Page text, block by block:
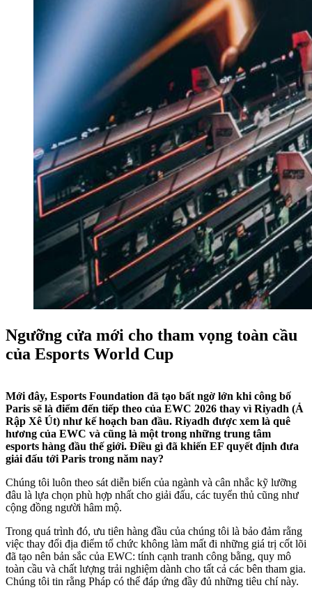
Ngưỡng cửa mới cho tham vọng toàn cầu
của Esports World Cup
Mới đây, Esports Foundation đã tạo bất ngờ lớn khi công bố
Paris sẽ là điểm đến tiếp theo của EWC 2026 thay vì Riyadh (Ả
Rập Xê Út) như kế hoạch ban đầu. Riyadh được xem là quê
hương của EWC và cũng là một trong những trung tâm
esports hàng đầu thế giới. Điều gì đã khiến EF quyết định đưa
giải đấu tới Paris trong năm nay?
Chúng tôi luôn theo sát diễn biến của ngành và cân nhắc kỹ lưỡng
đâu là lựa chọn phù hợp nhất cho giải đấu, các tuyển thủ cũng như
cộng đồng người hâm mộ.
Trong quá trình đó, ưu tiên hàng đầu của chúng tôi là bảo đảm rằng
việc thay đổi địa điểm tổ chức không làm mất đi những giá trị cốt lõi
đã tạo nên bản sắc của EWC: tính cạnh tranh công bằng, quy mô
toàn cầu và chất lượng trải nghiệm dành cho tất cả các bên tham gia.
Chúng tôi tin rằng Pháp có thể đáp ứng đầy đủ những tiêu chí này.